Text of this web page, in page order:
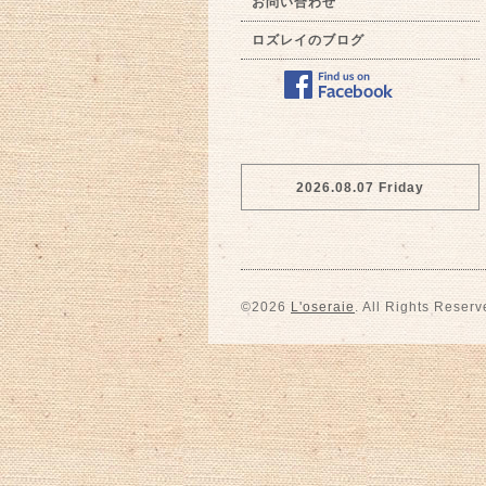
ロズレイのブログ
2026.08.07 Friday
©2026 L'oseraie . All Rights